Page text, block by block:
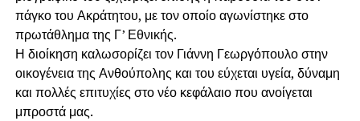
πάγκο του Ακράτητου, με τον οποίο αγωνίστηκε στο
πρωτάθλημα της Γ’ Εθνικής.
Η διοίκηση καλωσορίζει τον Γιάννη Γεωργόπουλο στην
οικογένεια της Ανθούπολης και του εύχεται υγεία, δύναμη
και πολλές επιτυχίες στο νέο κεφάλαιο που ανοίγεται
μπροστά μας.